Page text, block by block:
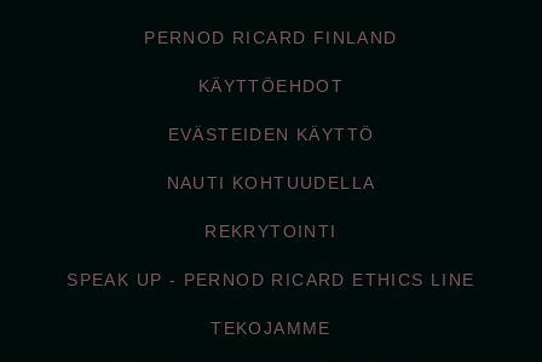
PERNOD RICARD FINLAND
KÄYTTÖEHDOT
EVÄSTEIDEN KÄYTTÖ
NAUTI KOHTUUDELLA
REKRYTOINTI
SPEAK UP - PERNOD RICARD ETHICS LINE
TEKOJAMME